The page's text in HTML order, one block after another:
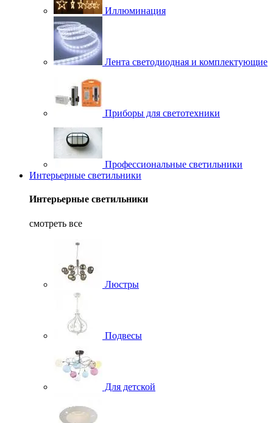
Иллюминация
Лента светодиодная и комплектующие
Приборы для светотехники
Профессиональные светильники
Интерьерные светильники
Интерьерные светильники
смотреть все
Люстры
Подвесы
Для детской